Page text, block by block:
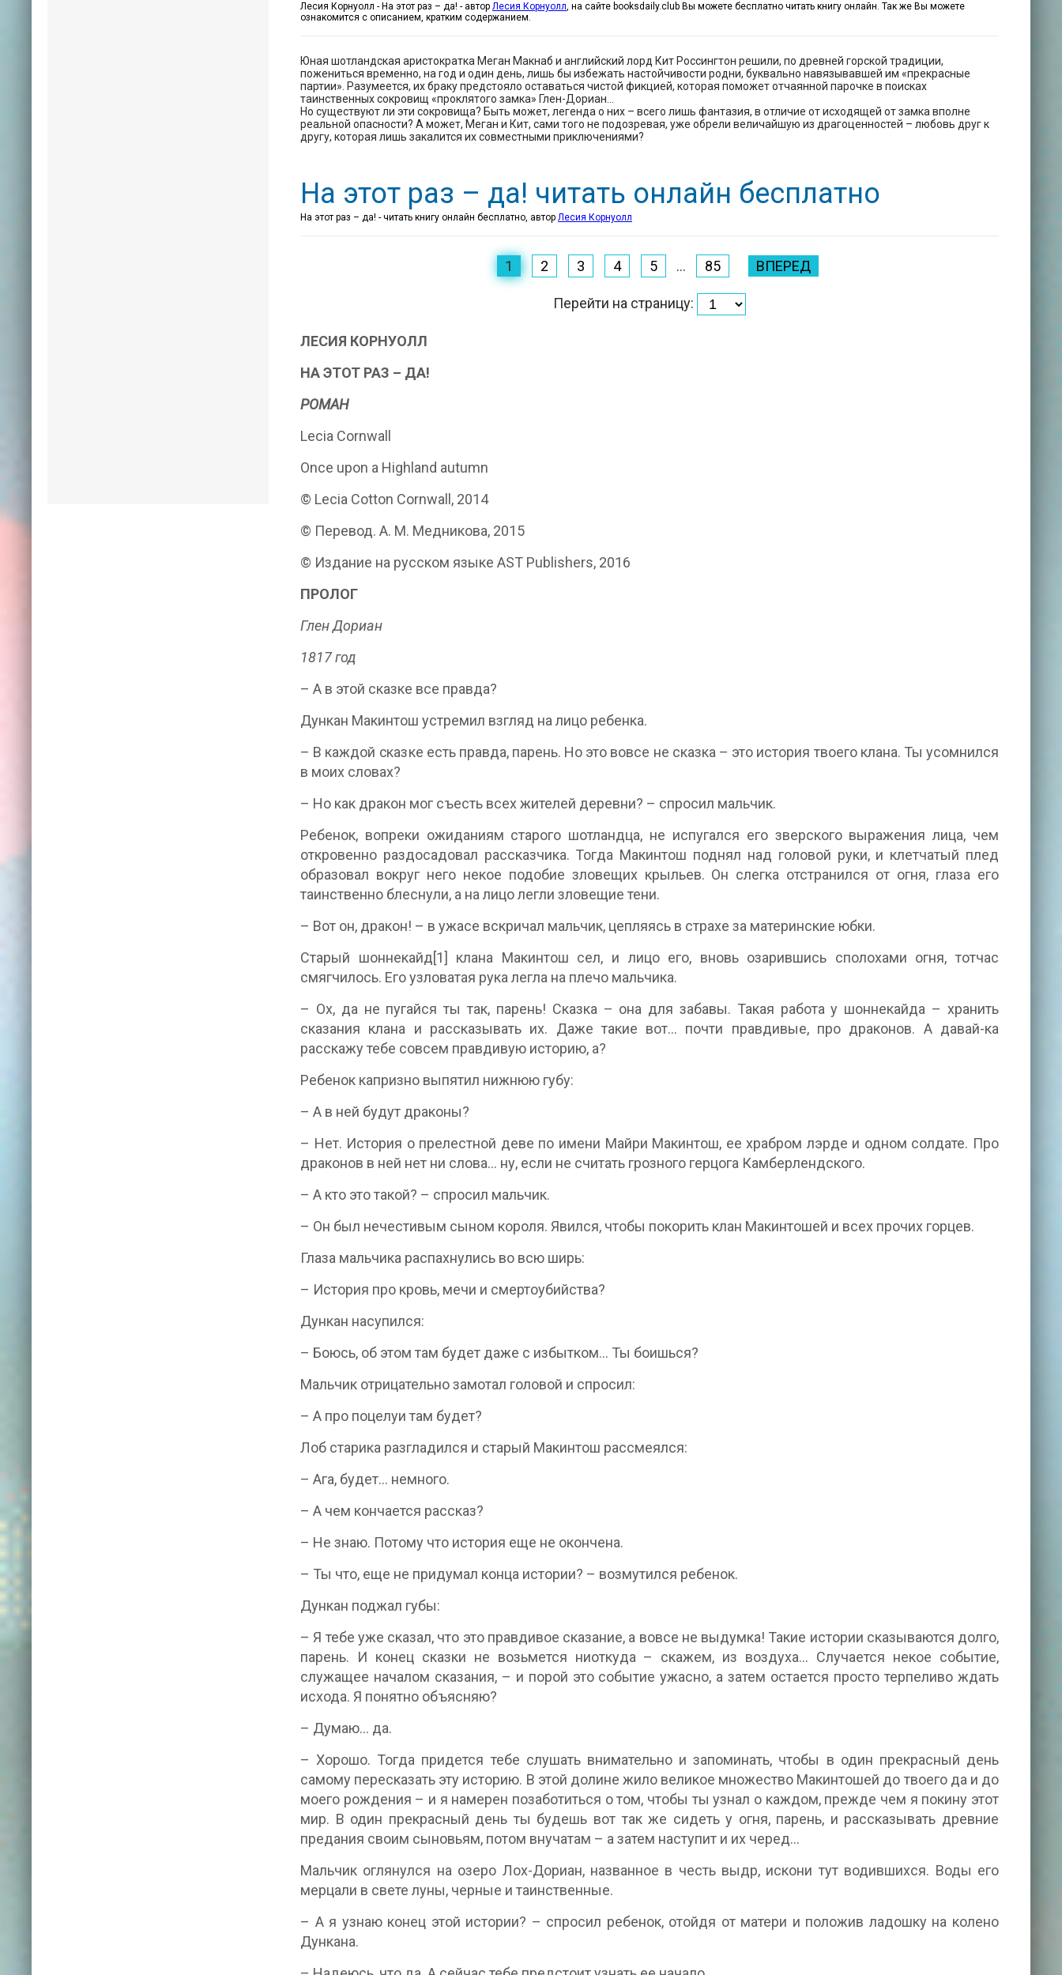
Лесия Корнуолл - На этот раз – да! - автор Лесия Корнуолл, на сайте booksdaily.club Вы можете бесплатно читать книгу онлайн. Так же Вы можете
ознакомится с описанием, кратким содержанием.
Юная шотландская аристократка Меган Макнаб и английский лорд Кит Россингтон решили, по древней горской традиции,
пожениться временно, на год и один день, лишь бы избежать настойчивости родни, буквально навязывавшей им «прекрасные
партии». Разумеется, их браку предстояло оставаться чистой фикцией, которая поможет отчаянной парочке в поисках
таинственных сокровищ «проклятого замка» Глен-Дориан…
Но существуют ли эти сокровища? Быть может, легенда о них – всего лишь фантазия, в отличие от исходящей от замка вполне
реальной опасности? А может, Меган и Кит, сами того не подозревая, уже обрели величайшую из драгоценностей – любовь друг к
другу, которая лишь закалится их совместными приключениями?
На этот раз – да! читать онлайн бесплатно
На этот раз – да! - читать книгу онлайн бесплатно, автор Лесия Корнуолл
1 2 3 4 5 ... 85 ВПЕРЕД
Перейти на страницу:
ЛЕСИЯ КОРНУОЛЛ
НА ЭТОТ РАЗ – ДА!
РОМАН
Lecia Cornwall
Once upon a Highland autumn
© Lecia Cotton Cornwall, 2014
© Перевод. А. М. Медникова, 2015
© Издание на русском языке AST Publishers, 2016
ПРОЛОГ
Глен Дориан
1817 год
– А в этой сказке все правда?
Дункан Макинтош устремил взгляд на лицо ребенка.
– В каждой сказке есть правда, парень. Но это вовсе не сказка – это история твоего клана. Ты усомнился
в моих словах?
– Но как дракон мог съесть всех жителей деревни? – спросил мальчик.
Ребенок, вопреки ожиданиям старого шотландца, не испугался его зверского выражения лица, чем
откровенно раздосадовал рассказчика. Тогда Макинтош поднял над головой руки, и клетчатый плед
образовал вокруг него некое подобие зловещих крыльев. Он слегка отстранился от огня, глаза его
таинственно блеснули, а на лицо легли зловещие тени.
– Вот он, дракон! – в ужасе вскричал мальчик, цепляясь в страхе за материнские юбки.
Старый шоннекайд[1] клана Макинтош сел, и лицо его, вновь озарившись сполохами огня, тотчас
смягчилось. Его узловатая рука легла на плечо мальчика.
– Ох, да не пугайся ты так, парень! Сказка – она для забавы. Такая работа у шоннекайда – хранить
сказания клана и рассказывать их. Даже такие вот… почти правдивые, про драконов. А давай-ка
расскажу тебе совсем правдивую историю, а?
Ребенок капризно выпятил нижнюю губу:
– А в ней будут драконы?
– Нет. История о прелестной деве по имени Майри Макинтош, ее храбром лэрде и одном солдате. Про
драконов в ней нет ни слова… ну, если не считать грозного герцога Камберлендского.
– А кто это такой? – спросил мальчик.
– Он был нечестивым сыном короля. Явился, чтобы покорить клан Макинтошей и всех прочих горцев.
Глаза мальчика распахнулись во всю ширь:
– История про кровь, мечи и смертоубийства?
Дункан насупился:
– Боюсь, об этом там будет даже с избытком… Ты боишься?
Мальчик отрицательно замотал головой и спросил:
– А про поцелуи там будет?
Лоб старика разгладился и старый Макинтош рассмеялся:
– Ага, будет… немного.
– А чем кончается рассказ?
– Не знаю. Потому что история еще не окончена.
– Ты что, еще не придумал конца истории? – возмутился ребенок.
Дункан поджал губы:
– Я тебе уже сказал, что это правдивое сказание, а вовсе не выдумка! Такие истории сказываются долго,
парень. И конец сказки не возьмется ниоткуда – скажем, из воздуха… Случается некое событие,
служащее началом сказания, – и порой это событие ужасно, а затем остается просто терпеливо ждать
исхода. Я понятно объясняю?
– Думаю… да.
– Хорошо. Тогда придется тебе слушать внимательно и запоминать, чтобы в один прекрасный день
самому пересказать эту историю. В этой долине жило великое множество Макинтошей до твоего да и до
моего рождения – и я намерен позаботиться о том, чтобы ты узнал о каждом, прежде чем я покину этот
мир. В один прекрасный день ты будешь вот так же сидеть у огня, парень, и рассказывать древние
предания своим сыновьям, потом внучатам – а затем наступит и их черед…
Мальчик оглянулся на озеро Лох-Дориан, названное в честь выдр, искони тут водившихся. Воды его
мерцали в свете луны, черные и таинственные.
– А я узнаю конец этой истории? – спросил ребенок, отойдя от матери и положив ладошку на колено
Дункана.